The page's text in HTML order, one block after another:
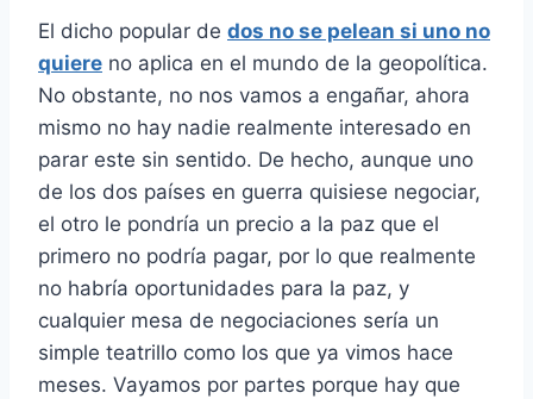
El dicho popular de dos no se pelean si uno no
quiere no aplica en el mundo de la geopolítica.
No obstante, no nos vamos a engañar, ahora
mismo no hay nadie realmente interesado en
parar este sin sentido. De hecho, aunque uno
de los dos países en guerra quisiese negociar,
el otro le pondría un precio a la paz que el
primero no podría pagar, por lo que realmente
no habría oportunidades para la paz, y
cualquier mesa de negociaciones sería un
simple teatrillo como los que ya vimos hace
meses. Vayamos por partes porque hay que